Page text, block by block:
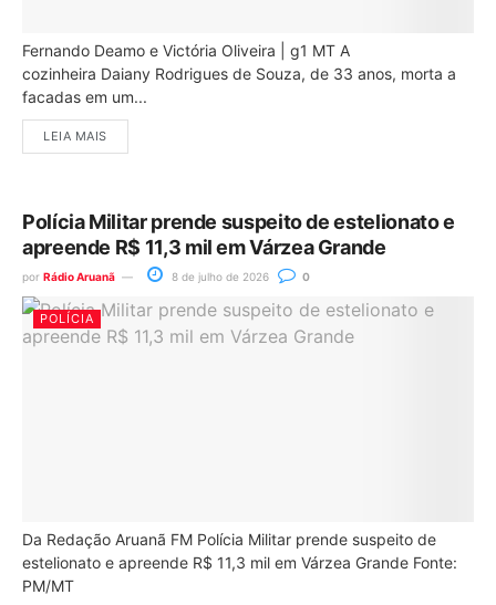
Fernando Deamo e Victória Oliveira | g1 MT A
cozinheira Daiany Rodrigues de Souza, de 33 anos, morta a
facadas em um...
LEIA MAIS
Polícia Militar prende suspeito de estelionato e
apreende R$ 11,3 mil em Várzea Grande
por Rádio Aruanã 8 de julho de 2026 0
POLÍCIA
Da Redação Aruanã FM Polícia Militar prende suspeito de
estelionato e apreende R$ 11,3 mil em Várzea Grande Fonte:
PM/MT